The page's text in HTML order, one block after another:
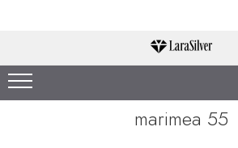
CERCEI ARGINT
marimea 55